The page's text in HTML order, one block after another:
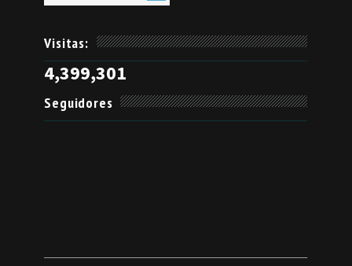
Visitas:
4,399,301
Seguidores